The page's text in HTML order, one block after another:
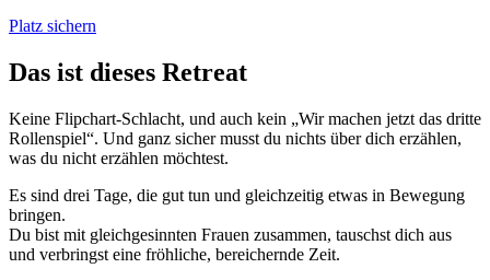
Platz sichern
Das ist dieses Retreat
Keine Flipchart-Schlacht, und auch kein „Wir machen jetzt das dritte
Rollenspiel“. Und ganz sicher musst du nichts über dich erzählen,
was du nicht erzählen möchtest.
Es sind drei Tage, die gut tun und gleichzeitig etwas in Bewegung
bringen.
Du bist mit gleichgesinnten Frauen zusammen, tauschst dich aus
und verbringst eine fröhliche, bereichernde Zeit.